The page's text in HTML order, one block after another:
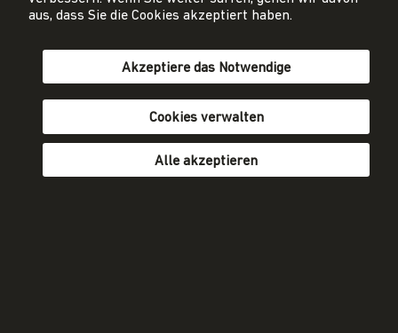
sekretariat@energie-cluster.ch
Privacy Policy
Impressum
aus, dass Sie die Cookies akzeptiert haben.
Akzeptiere das Notwendige
Cookies verwalten
Alle akzeptieren